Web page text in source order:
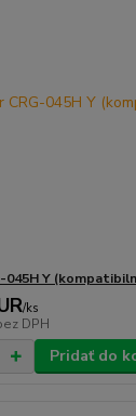
045H Y
/ks
DPH
Pridať do